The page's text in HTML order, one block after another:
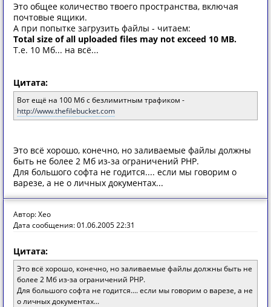
Это общее количество твоего пространства, включая
почтовые ящики.
А при попытке загрузить файлы - читаем:
Total size of all uploaded files may not exceed 10 MB.
Т.е. 10 Мб... на всё...
Цитата:
Вот ещё на 100 Мб с безлимитным трафиком -
http://www.thefilebucket.com
Это всё хорошо, конечно, но заливаемые файлы должны
быть не более 2 Мб из-за ограничений PHP.
Для большого софта не годится.... если мы говорим о
варезе, а не о личных документах...
Автор: Xeo
Дата сообщения: 01.06.2005 22:31
Цитата:
Это всё хорошо, конечно, но заливаемые файлы должны быть не
более 2 Мб из-за ограничений PHP.
Для большого софта не годится.... если мы говорим о варезе, а не
о личных документах...